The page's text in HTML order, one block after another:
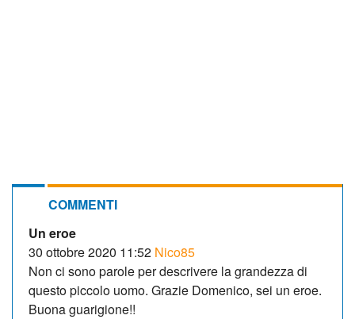
COMMENTI
Un eroe
30 ottobre 2020 11:52 Nico85
Non ci sono parole per descrivere la grandezza di
questo piccolo uomo. Grazie Domenico, sei un eroe.
Buona guarigione!!